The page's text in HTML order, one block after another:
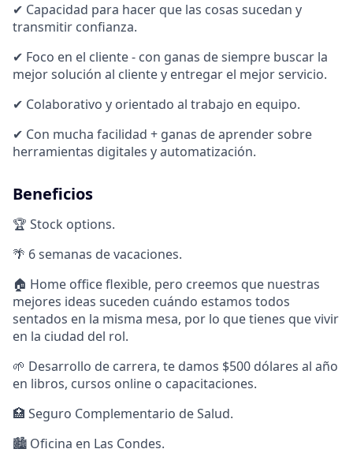
✔ Capacidad para hacer que las cosas sucedan y
transmitir confianza.
✔ Foco en el cliente - con ganas de siempre buscar la
mejor solución al cliente y entregar el mejor servicio.
✔ Colaborativo y orientado al trabajo en equipo.
✔ Con mucha facilidad + ganas de aprender sobre
herramientas digitales y automatización.
Beneficios
🏆 Stock options.
🌴 6 semanas de vacaciones.
🏠 Home office flexible, pero creemos que nuestras
mejores ideas suceden cuándo estamos todos
sentados en la misma mesa, por lo que tienes que vivir
en la ciudad del rol.
🌱 Desarrollo de carrera, te damos $500 dólares al año
en libros, cursos online o capacitaciones.
🏥 Seguro Complementario de Salud.
🏙 Oficina en Las Condes.